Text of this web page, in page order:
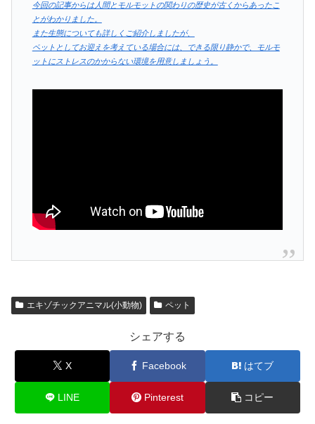
今回の記事からは人間とモルモットの関わりの歴史が古くからあったこ
とがわかりました。
また生態についても詳しくご紹介しましたが、
ペットとしてお迎えを考えている場合には、できる限り静かで、モルモ
ットにストレスのかからない環境を用意しましょう。
エキゾチックアニマル(小動物) ペット
シェアする
X Facebook はてブ
LINE Pinterest コピー